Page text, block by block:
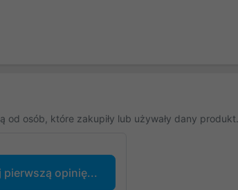
od osób, które zakupiły lub używały dany produkt.
pierwszą opinię...